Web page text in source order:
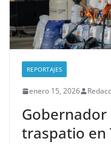
REPORTAJES
enero 15, 2026
traspatio en